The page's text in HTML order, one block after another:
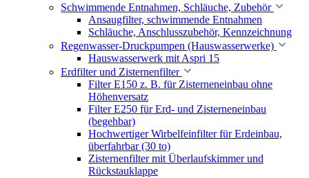
Schwimmende Entnahmen, Schläuche, Zubehör
Ansaugfilter, schwimmende Entnahmen
Schläuche, Anschlusszubehör, Kennzeichnung
Regenwasser-Druckpumpen (Hauswasserwerke)
Hauswasserwerk mit Aspri 15
Erdfilter und Zisternenfilter
Filter E150 z. B. für Zisterneneinbau ohne
Höhenversatz
Filter E250 für Erd- und Zisterneneinbau
(begehbar)
Hochwertiger Wirbelfeinfilter für Erdeinbau,
überfahrbar (30 to)
Zisternenfilter mit Überlaufskimmer und
Rückstauklappe